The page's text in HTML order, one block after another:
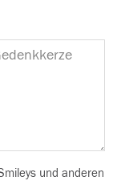
und anderen